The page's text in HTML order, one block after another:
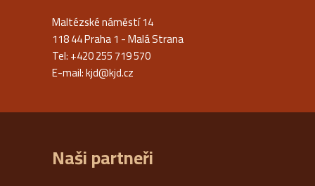
Maltézské náměstí 14
118 44 Praha 1 - Malá Strana
Tel: +420 255 719 570
E-mail:kjd@kjd.cz
Naši partneři